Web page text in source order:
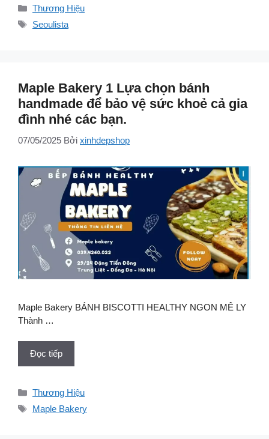
Danh
mục
Thương Hiệu
Thẻ
Seoulista
Maple Bakery 1 Lựa chọn bánh
handmade để bảo vệ sức khoẻ cả gia
đình nhé các bạn.
07/05/2025 Bởi xinhdepshop
Maple Bakery BÁNH BISCOTTI HEALTHY NGON MÊ LY
Thành …
Đọc tiếp
Danh
mục
Thương Hiệu
Thẻ
Maple Bakery